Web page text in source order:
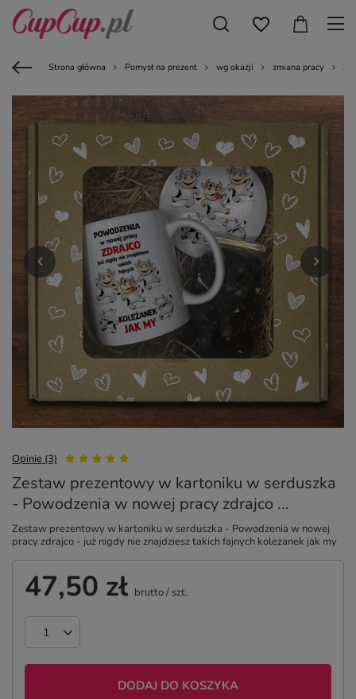
Strona główna Pomysł na prezent wg okazji zmiana pracy
Opinie (3)
Zestaw prezentowy w kartoniku w serduszka
- Powodzenia w nowej pracy zdrajco ...
Zestaw prezentowy w kartoniku w serduszka - Powodzenia w nowej
pracy zdrajco - już nigdy nie znajdziesz takich fajnych koleżanek jak my
47,50 zł brutto/ szt.
DODAJ DO KOSZYKA